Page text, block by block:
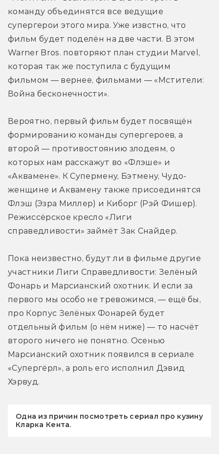
команду объединятся все ведущие
супергерои этого мира. Уже извстно, что
фильм будет поделён на две части. В этом
Warner Bros. повторяют план студии Marvel,
которая так же поступила с будущим
фильмом — вернее, фильмами — «Мстители:
Война бесконечности».
Вероятно, первый фильм будет посвящён
формированию команды супергероев, а
второй — противостоянию злодеям, о
которых нам расскажут во «Флэше» и
«Аквамене». К Супермену, Бэтмену, Чудо-
женщине и Аквамену также присоединятся
Флэш (Эзра Миллер) и Киборг (Рэй Фишер).
Режиссёрское кресло «Лиги
справедливости» займёт Зак Снайдер.
Пока неизвестно, будут ли в фильме другие
участники Лиги Справедливости: Зелёный
Фонарь и Марсианский охотник. И если за
первого мы особо не тревожимся, — ещё бы,
про Корпус Зелёных Фонарей будет
отдельный фильм (о нём ниже) — то насчёт
второго ничего не понятно. Осенью
Марсианский охотник появился в сериале
«Супергёрл», а роль его исполнил Дэвид
Хэрвуд.
Одна из причин посмотреть сериал про кузину
Кларка Кента.